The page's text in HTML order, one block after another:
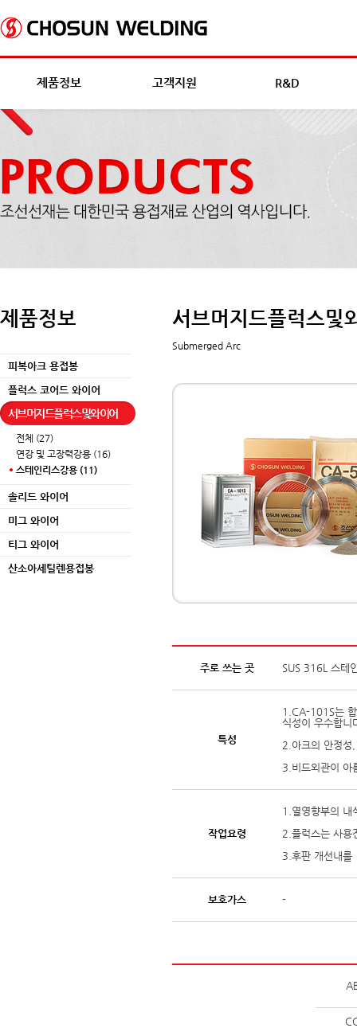
제품정보 고객지원 R&D
제품정보
피복아크 용접봉
플럭스 코어드 와이어
서브머지드플럭스및와이어
전체 (27)
연강 및 고장력강용 (16)
스테인리스강용 (11)
솔리드 와이어
미그 와이어
티그 와이어
산소아세틸렌용접봉
서브머지드플럭스및
Submerged Arc
주로 쓰는 곳 SUS 316L 스테
특성
1.CA-101S는
식성이 우수합니
2.아크의 안정성
3.비드외관이 아
작업요령
1.열영향부의 내
2.플럭스는 사
3.후판 개선내를
보호가스 -